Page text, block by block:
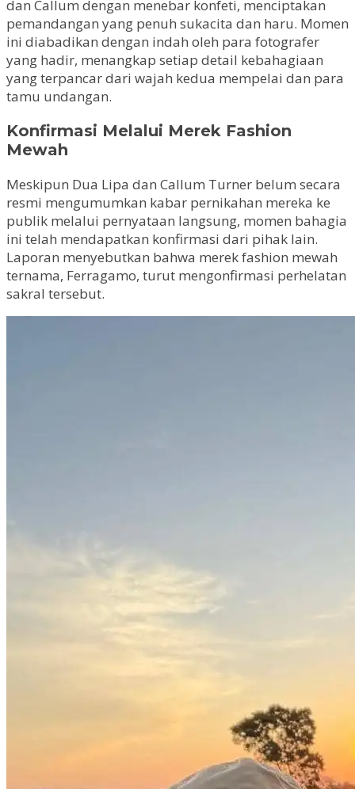
dan Callum dengan menebar konfeti, menciptakan
pemandangan yang penuh sukacita dan haru. Momen
ini diabadikan dengan indah oleh para fotografer
yang hadir, menangkap setiap detail kebahagiaan
yang terpancar dari wajah kedua mempelai dan para
tamu undangan.
Konfirmasi Melalui Merek Fashion
Mewah
Meskipun Dua Lipa dan Callum Turner belum secara
resmi mengumumkan kabar pernikahan mereka ke
publik melalui pernyataan langsung, momen bahagia
ini telah mendapatkan konfirmasi dari pihak lain.
Laporan menyebutkan bahwa merek fashion mewah
ternama, Ferragamo, turut mengonfirmasi perhelatan
sakral tersebut.